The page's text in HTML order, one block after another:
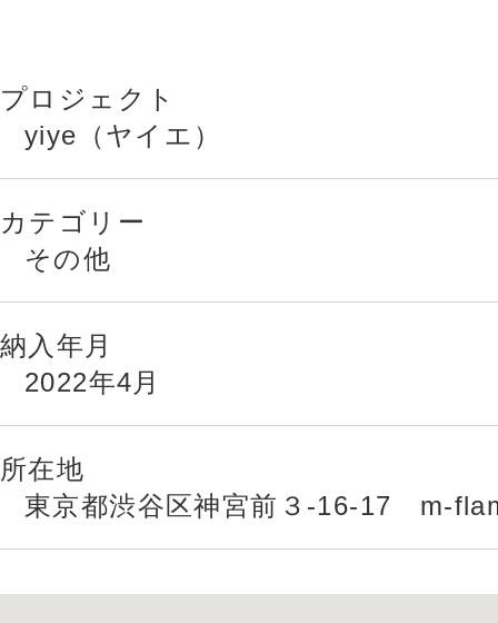
プロジェクト
yiye（ヤイエ）
カテゴリー
その他
納入年月
2022年4月
所在地
東京都渋谷区神宮前３-16-17 m-